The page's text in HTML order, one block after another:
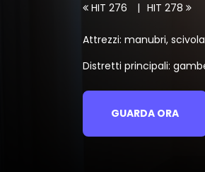
HIT 276 HIT 278
Attrezzi: manubri,
Distretti principali:
GUARDA ORA